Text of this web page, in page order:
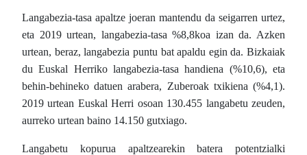
Langabezia-tasa apaltze joeran mantendu da seigarren urtez,
eta 2019 urtean, langabezia-tasa %8,8koa izan da. Azken
urtean, beraz, langabezia puntu bat apaldu egin da. Bizkaiak
du Euskal Herriko langabezia-tasa handiena (%10,6), eta
behin-behineko datuen arabera, Zuberoak txikiena (%4,1).
2019 urtean Euskal Herri osoan 130.455 langabetu zeuden,
aurreko urtean baino 14.150 gutxiago.
Langabetu kopurua apaltzearekin batera potentzialki